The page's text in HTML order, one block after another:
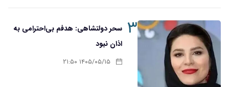
۳ سحر دولتشاهی: هدفم بی‌احترامی به
اذان نبود
۱۴۰۵/۰۵/۱۵ ۲۱:۵۰